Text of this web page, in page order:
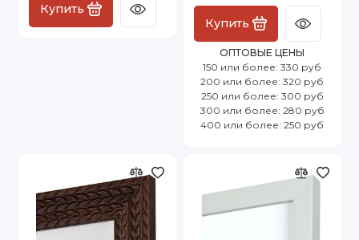
Купить
Купить
ОПТОВЫЕ ЦЕНЫ
150 или более: 330 руб
200 или более: 320 руб
250 или более: 300 руб
300 или более: 280 руб
400 или более: 250 руб